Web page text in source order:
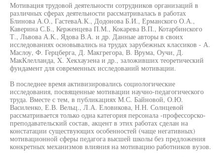
Мотивация трудовой деятельности сотрудников организаций в
различных сферах деятельности рассматривалась в работах
Блинова А.О., ГастеваА.К., Додонова Б.И., Ерманского О.А.,
Каверина С.Б., Керженцева П.М., Кокарева В.П., Котарбинского
Т., Львова А.К., Ядова В.А. и др. Данные авторы в своих
исследованиях основывались на трудах зарубежных классиков - А.
Маслоу, Ф. Герцберга, Д. Макгрегора, В. Врума, Оучи, Д.
МакКлелланда, X. Хекхаузена и др., заложивших теоретический
фундамент для современных исследований мотивации.
В последнее время активизировались социологические
исследования, посвященные мотивации научно-педагогического
труда. Вместе с тем, в публикациях М.С. Байновой, О.Ю.
Василенко, Е.В. Вельц., Л.А. Еловикова, Н.Н. Солнцевой
рассматривается только одна категория персонала -профессорско-
преподавательский состав, акцент в этих работах сделан на
констатации существующих особенностей (чаще негативных)
мотивационной сферы педагога высшей школы без предложения
конкретных механизмов влияния на мотивацию работников вузов.